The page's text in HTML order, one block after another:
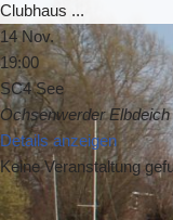
Clubhaus ...
14 Nov.
19:00
SC4 See
Ochsenwerder
Details anzeigen
Keine Veranstaltung